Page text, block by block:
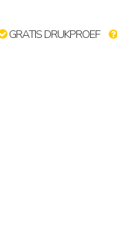
GRATIS DRUKPROEF